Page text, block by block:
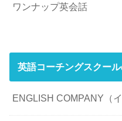
ワンナップ英会話
英語コーチングスクー
ENGLISH COMPANY（